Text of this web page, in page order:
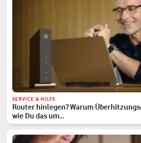
SERVICE & HILFE
Router hinlegen? Warum
wie Du das um…